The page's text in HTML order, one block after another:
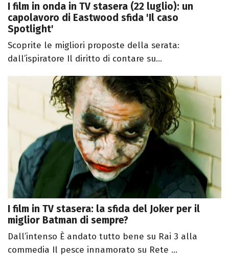
I film in onda in TV stasera (22 luglio): un
capolavoro di Eastwood sfida 'Il caso
Spotlight'
Scoprite le migliori proposte della serata:
dall’ispiratore Il diritto di contare su...
I film in TV stasera: la sfida del Joker per il
miglior Batman di sempre?
Dall’intenso È andato tutto bene su Rai 3 alla
commedia Il pesce innamorato su Rete ...